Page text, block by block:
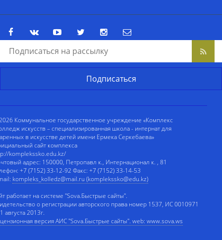
Коммунальное государственное учреждение «Комплекс
искусств – специализированная школа - интернат для
в искусстве детей имени Ермека Серкебаева»
сайт комплекса
komplekssko.edu.kz/
адрес: 150000, Петропавл к., Интернационал к. , 81
+7 (7152) 33-12-92 Факс: +7 (7152) 33-14-53
kompleks_kolledz@mail.ru (komplekssko@edu.kz)
работает на системе "Sova.Быстрые сайты".
о регистрации авторского права номер 1537, ИС 0010971
августа 2013г.
версия АИС "Sova.Быстрые сайты". web: www.sova.ws